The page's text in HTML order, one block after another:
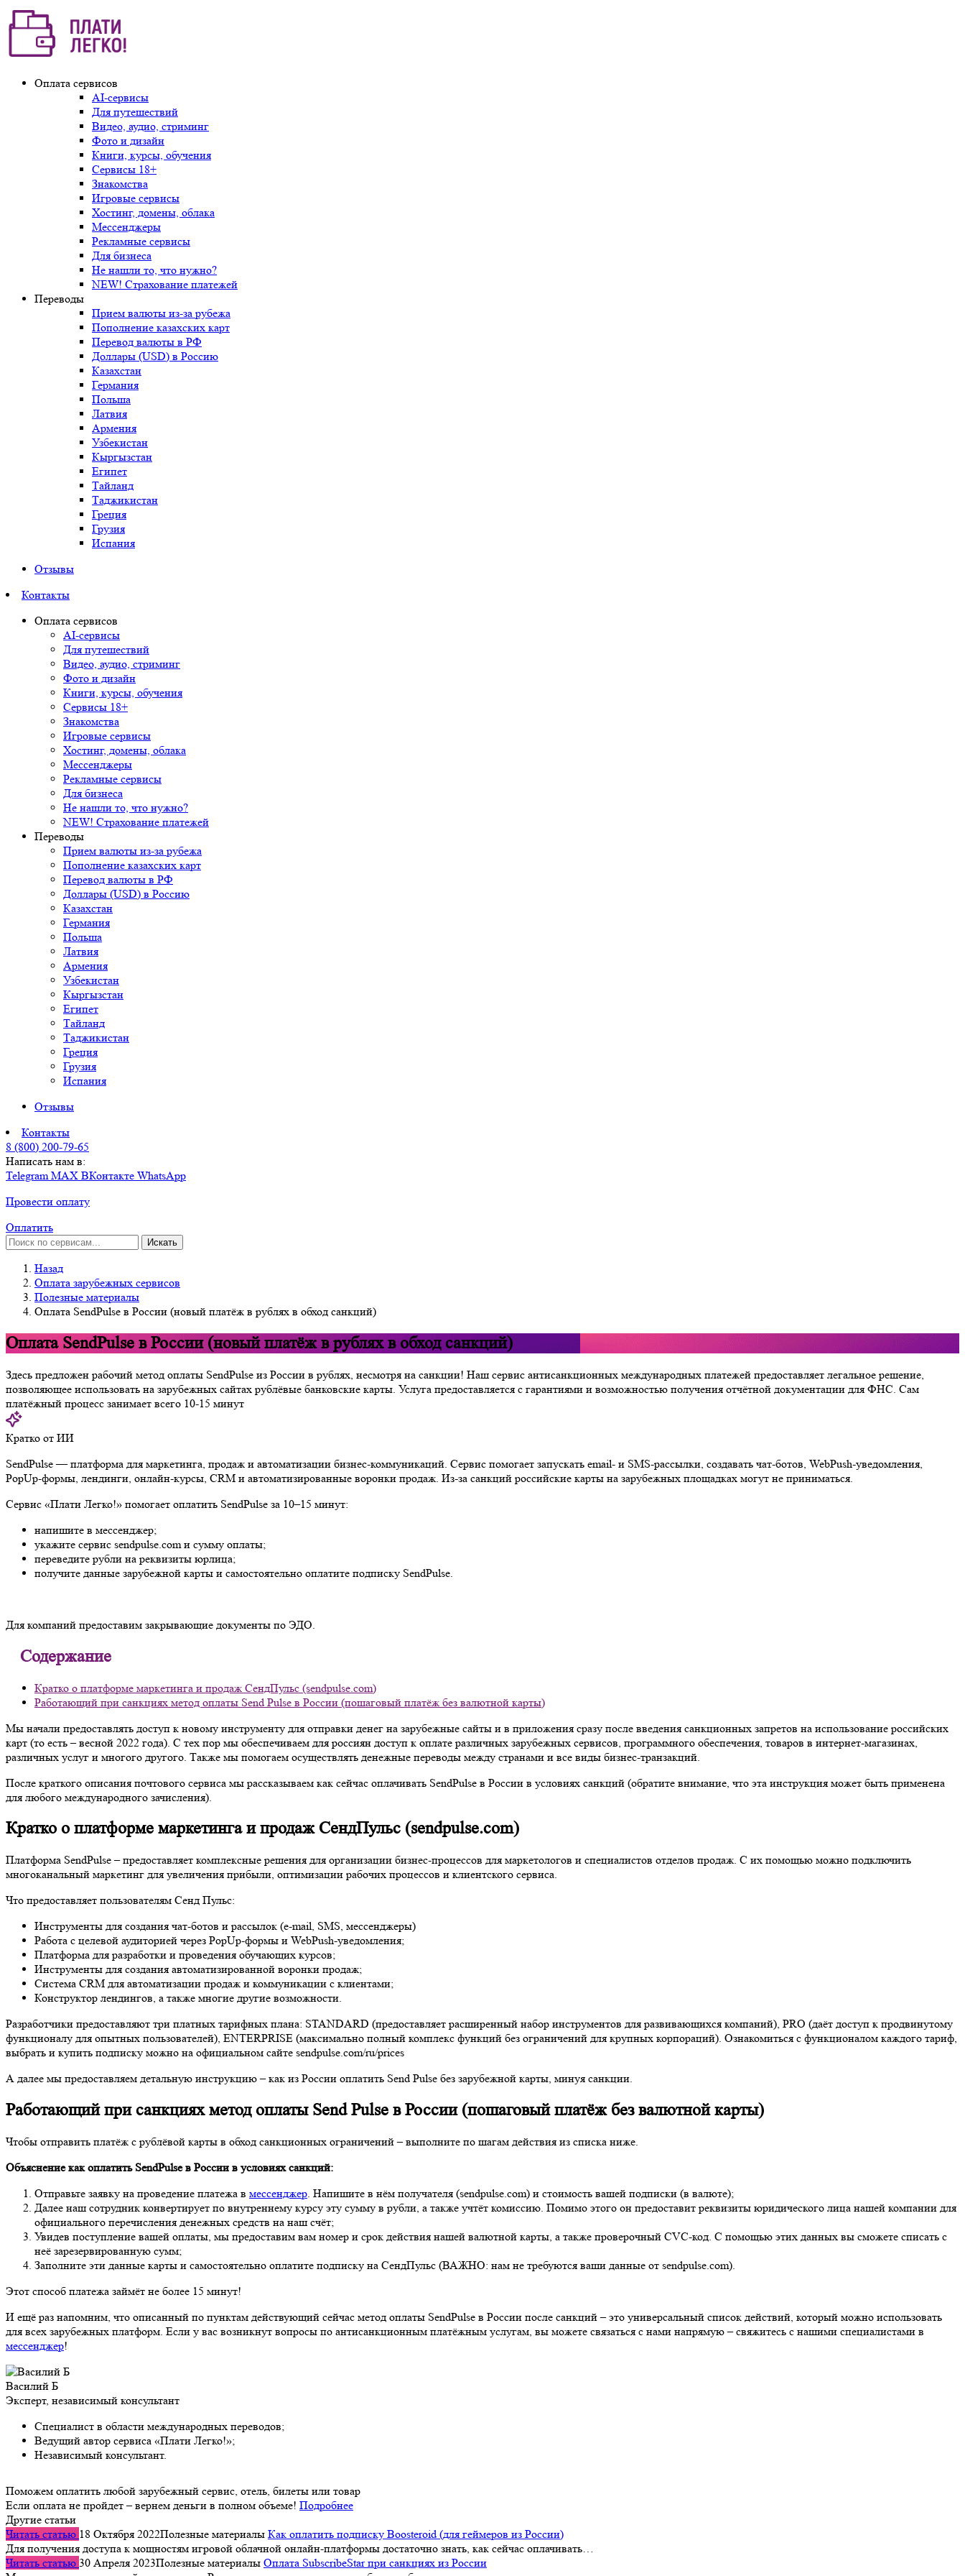
Оплата сервисов
AI-сервисы
Для путешествий
Видео, аудио, стриминг
Фото и дизайн
Книги, курсы, обучения
Сервисы 18+
Знакомства
Игровые сервисы
Хостинг, домены, облака
Мессенджеры
Рекламные сервисы
Для бизнеса
Не нашли то, что нужно?
NEW! Страхование платежей
Переводы
Прием валюты из-за рубежа
Пополнение казахских карт
Перевод валюты в РФ
Доллары (USD) в Россию
Казахстан
Германия
Польша
Латвия
Армения
Узбекистан
Кыргызстан
Египет
Тайланд
Таджикистан
Греция
Грузия
Испания
Отзывы
Контакты
Оплата сервисов
AI-сервисы
Для путешествий
Видео, аудио, стриминг
Фото и дизайн
Книги, курсы, обучения
Сервисы 18+
Знакомства
Игровые сервисы
Хостинг, домены, облака
Мессенджеры
Рекламные сервисы
Для бизнеса
Не нашли то, что нужно?
NEW! Страхование платежей
Переводы
Прием валюты из-за рубежа
Пополнение казахских карт
Перевод валюты в РФ
Доллары (USD) в Россию
Казахстан
Германия
Польша
Латвия
Армения
Узбекистан
Кыргызстан
Египет
Тайланд
Таджикистан
Греция
Грузия
Испания
Отзывы
Контакты
8 (800) 200-79-65
Написать нам в:
TelegramMAX ВКонтакте WhatsApp
Провести оплату
Оплатить
Искать
Назад
Оплата зарубежных сервисов
Полезные материалы
Оплата SendPulse в России (новый платёж в рублях в обход санкций)
Оплата SendPulse в России (новый платёж в рублях в обход санкций)
Здесь предложен рабочий метод оплаты SendPulse из России в рублях, несмотря на санкции! Наш сервис антисанкционных международных платежей предоставляет легальное решение,
позволяющее использовать на зарубежных сайтах рублёвые банковские карты. Услуга предоставляется с гарантиями и возможностью получения отчётной документации для ФНС. Сам
платёжный процесс занимает всего 10-15 минут
Кратко от ИИ
SendPulse — платформа для маркетинга, продаж и автоматизации бизнес-коммуникаций. Сервис помогает запускать email- и SMS-рассылки, создавать чат-ботов, WebPush-уведомления,
PopUp-формы, лендинги, онлайн-курсы, CRM и автоматизированные воронки продаж. Из-за санкций российские карты на зарубежных площадках могут не приниматься.
Сервис «Плати Легко!» помогает оплатить SendPulse за 10–15 минут:
напишите в мессенджер;
укажите сервис sendpulse.com и сумму оплаты;
переведите рубли на реквизиты юрлица;
получите данные зарубежной карты и самостоятельно оплатите подписку SendPulse.
Для компаний предоставим закрывающие документы по ЭДО.
Содержание
Кратко о платформе маркетинга и продаж СендПульс (sendpulse.com)
Работающий при санкциях метод оплаты Send Pulse в России (пошаговый платёж без валютной карты)
Мы начали предоставлять доступ к новому инструменту для отправки денег на зарубежные сайты и в приложения сразу после введения санкционных запретов на использование российских
карт (то есть – весной 2022 года). С тех пор мы обеспечиваем для россиян доступ к оплате различных зарубежных сервисов, программного обеспечения, товаров в интернет-магазинах,
различных услуг и многого другого. Также мы помогаем осуществлять денежные переводы между странами и все виды бизнес-транзакций.
После краткого описания почтового сервиса мы рассказываем как сейчас оплачивать SendPulse в России в условиях санкций (обратите внимание, что эта инструкция может быть применена
для любого международного зачисления).
Кратко о платформе маркетинга и продаж СендПульс (sendpulse.com)
Платформа SendPulse – предоставляет комплексные решения для организации бизнес-процессов для маркетологов и специалистов отделов продаж. С их помощью можно подключить
многоканальный маркетинг для увеличения прибыли, оптимизации рабочих процессов и клиентского сервиса.
Что предоставляет пользователям Сенд Пульс:
Инструменты для создания чат-ботов и рассылок (e-mail, SMS, мессенджеры)
Работа с целевой аудиторией через PopUp-формы и WebPush-уведомления;
Платформа для разработки и проведения обучающих курсов;
Инструменты для создания автоматизированной воронки продаж;
Система CRM для автоматизации продаж и коммуникации с клиентами;
Конструктор лендингов, а также многие другие возможности.
Разработчики предоставляют три платных тарифных плана: STANDARD (предоставляет расширенный набор инструментов для развивающихся компаний), PRO (даёт доступ к продвинутому
функционалу для опытных пользователей), ENTERPRISE (максимально полный комплекс функций без ограничений для крупных корпораций). Ознакомиться с функционалом каждого тариф,
выбрать и купить подписку можно на официальном сайте sendpulse.com/ru/prices
А далее мы предоставляем детальную инструкцию – как из России оплатить Send Pulse без зарубежной карты, минуя санкции.
Работающий при санкциях метод оплаты Send Pulse в России (пошаговый платёж без валютной карты)
Чтобы отправить платёж с рублёвой карты в обход санкционных ограничений – выполните по шагам действия из списка ниже.
Объяснение как оплатить SendPulseв России в условиях санкций:
Отправьте заявку на проведение платежа в мессенджер. Напишите в нём получателя (sendpulse.com) и стоимость вашей подписки (в валюте);
Далее наш сотрудник конвертирует по внутреннему курсу эту сумму в рубли, а также учтёт комиссию. Помимо этого он предоставит реквизиты юридического лица нашей компании для
официального перечисления денежных средств на наш счёт;
Увидев поступление вашей оплаты, мы предоставим вам номер и срок действия нашей валютной карты, а также проверочный CVC-код. С помощью этих данных вы сможете списать с
неё зарезервированную сумм;
Заполните эти данные карты и самостоятельно оплатите подписку на СендПульс (ВАЖНО: нам не требуются ваши данные от sendpulse.com).
Этот способ платежа займёт не более 15 минут!
И ещё раз напомним, что описанный по пунктам действующий сейчас метод оплаты SendPulse в России после санкций – это универсальный список действий, который можно использовать
для всех зарубежных платформ. Если у вас возникнут вопросы по антисанкционным платёжным услугам, вы можете связаться с нами напрямую – свяжитесь с нашими специалистами в
мессенджер!
Василий Б
Эксперт, независимый консультант
Специалист в области международных переводов;
Ведущий автор сервиса «Плати Легко!»;
Независимый консультант.
Поможем оплатить любой зарубежный сервис, отель, билеты или товар
Если оплата не пройдет – вернем деньги в полном объеме! Подробнее
Другие статьи
Читать статью 18 Октября 2022Полезные материалы Как оплатить подписку Boosteroid (для геймеров из России)
Для получения доступа к мощностям игровой облачной онлайн-платформы достаточно знать, как сейчас оплачивать…
Читать статью 30 Апреля 2023Полезные материалы Оплата SubscribeStar при санкциях из России